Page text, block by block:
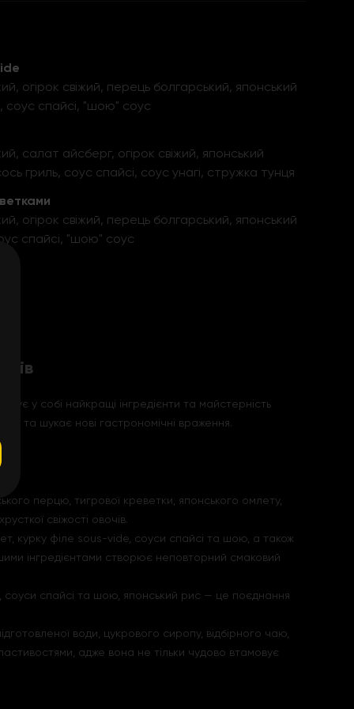
огірок свіжий, перець болгарський, японський
соус спайсі, "шою" соус
салат айсберг, огірок свіжий, японський
гриль, соус спайсі, соус унагі, стружка тунця
огірок свіжий, перець болгарський, японський
спайсі, "шою" соус
у собі найкращі інгредієнти та майстерність
та шукає нові гастрономічні враження.
перцю, тигрової креветки, японського омлету,
свіжості овочів.
курку філе sous-vide, соуси спайсі та шою, а також
інгредієнтами створює неповторний смаковий
соуси спайсі та шою, японський рис — це поєднання
води, цукрового сиропу, відбірного чаю,
адже вона не тільки чудово втамовує